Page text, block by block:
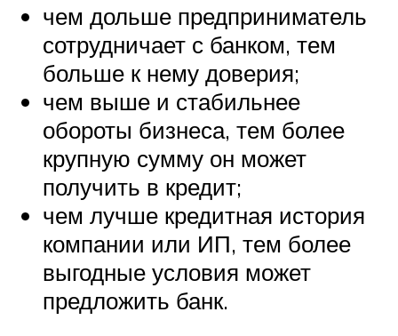
чем дольше предприниматель
сотрудничает с банком, тем
больше к нему доверия;
чем выше и стабильнее
обороты бизнеса, тем более
крупную сумму он может
получить в кредит;
чем лучше кредитная история
компании или ИП, тем более
выгодные условия может
предложить банк.